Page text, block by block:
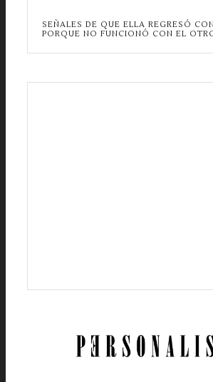
SEÑALES DE QUE ELLA REGRESÓ
PORQUE NO FUNCIONÓ CON EL